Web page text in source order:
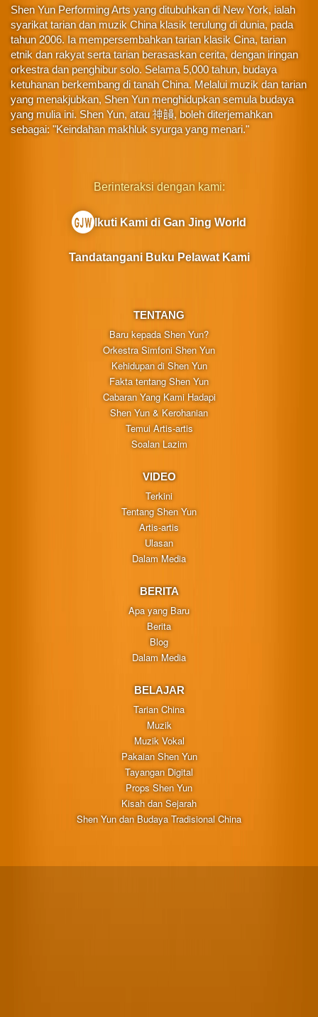
Shen Yun Performing Arts yang ditubuhkan di New York, ialah
syarikat tarian dan muzik China klasik terulung di dunia, pada
tahun 2006. Ia mempersembahkan tarian klasik Cina, tarian
etnik dan rakyat serta tarian berasaskan cerita, dengan iringan
orkestra dan penghibur solo. Selama 5,000 tahun, budaya
ketuhanan berkembang di tanah China. Melalui muzik dan tarian
yang menakjubkan, Shen Yun menghidupkan semula budaya
yang mulia ini. Shen Yun, atau 神韻, boleh diterjemahkan
sebagai: "Keindahan makhluk syurga yang menari."
TENTANG
Baru kepada Shen Yun?
Orkestra Simfoni Shen Yun
Kehidupan di Shen Yun
Fakta tentang Shen Yun
Cabaran Yang Kami Hadapi
Shen Yun & Kerohanian
Temui Artis-artis
Soalan Lazim
VIDEO
Terkini
Tentang Shen Yun
Artis-artis
Ulasan
Dalam Media
BERITA
Apa yang Baru
Berita
Blog
Dalam Media
BELAJAR
Tarian China
Muzik
Muzik Vokal
Pakaian Shen Yun
Tayangan Digital
Props Shen Yun
Kisah dan Sejarah
Shen Yun dan Budaya Tradisional China
Berinteraksi dengan kami:
Ikuti Kami di Gan Jing World
Tandatangani Buku Pelawat Kami